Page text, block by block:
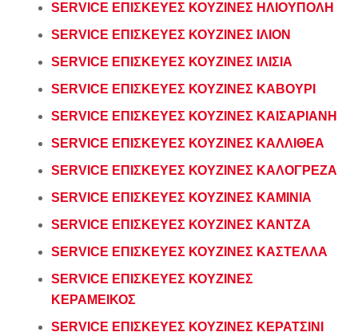
SERVICE ΕΠΙΣΚΕΥΕΣ ΚΟΥΖΙΝΕΣ ΗΛΙΟΥΠΟΛΗ
SERVICE ΕΠΙΣΚΕΥΕΣ ΚΟΥΖΙΝΕΣ ΙΛΙΟΝ
SERVICE ΕΠΙΣΚΕΥΕΣ ΚΟΥΖΙΝΕΣ ΙΛΙΣΙΑ
SERVICE ΕΠΙΣΚΕΥΕΣ ΚΟΥΖΙΝΕΣ ΚΑΒΟΥΡΙ
SERVICE ΕΠΙΣΚΕΥΕΣ ΚΟΥΖΙΝΕΣ ΚΑΙΣΑΡΙΑΝΗ
SERVICE ΕΠΙΣΚΕΥΕΣ ΚΟΥΖΙΝΕΣ ΚΑΛΛΙΘΕΑ
SERVICE ΕΠΙΣΚΕΥΕΣ ΚΟΥΖΙΝΕΣ ΚΑΛΟΓΡΕΖΑ
SERVICE ΕΠΙΣΚΕΥΕΣ ΚΟΥΖΙΝΕΣ ΚΑΜΙΝΙΑ
SERVICE ΕΠΙΣΚΕΥΕΣ ΚΟΥΖΙΝΕΣ ΚΑΝΤΖΑ
SERVICE ΕΠΙΣΚΕΥΕΣ ΚΟΥΖΙΝΕΣ ΚΑΣΤΕΛΛΑ
SERVICE ΕΠΙΣΚΕΥΕΣ ΚΟΥΖΙΝΕΣ
ΚΕΡΑΜΕΙΚΟΣ
SERVICE ΕΠΙΣΚΕΥΕΣ ΚΟΥΖΙΝΕΣ ΚΕΡΑΤΣΙΝΙ